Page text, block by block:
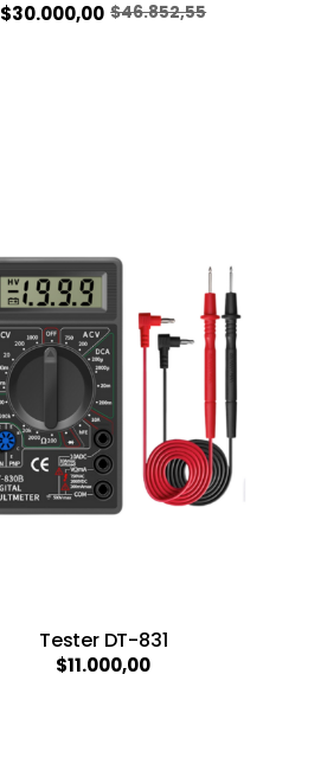
$30.000,00 $46.852,55
Tester DT-831
$11.000,00